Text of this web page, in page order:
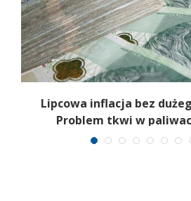
Lipcowa inflacja bez
Problem tkwi w